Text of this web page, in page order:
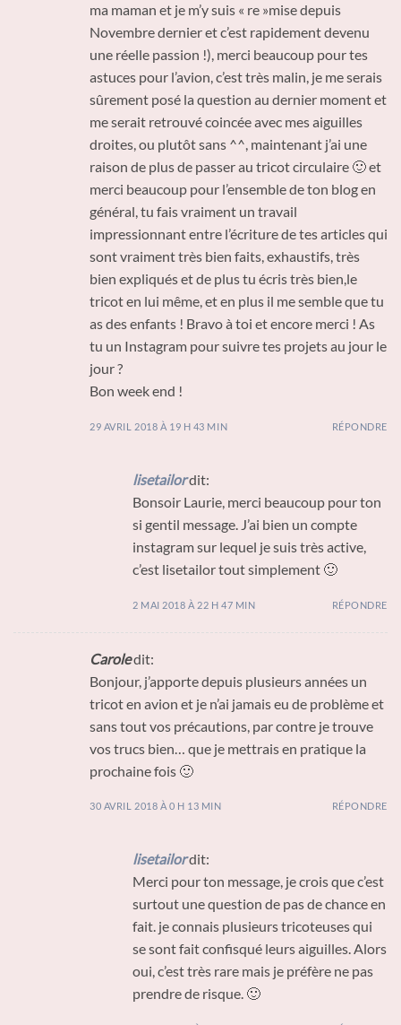
ma maman et je m’y suis « re »mise depuis
Novembre dernier et c’est rapidement devenu
une réelle passion !), merci beaucoup pour tes
astuces pour l’avion, c’est très malin, je me serais
sûrement posé la question au dernier moment et
me serait retrouvé coincée avec mes aiguilles
droites, ou plutôt sans ^^, maintenant j’ai une
raison de plus de passer au tricot circulaire 🙂 et
merci beaucoup pour l’ensemble de ton blog en
général, tu fais vraiment un travail
impressionnant entre l’écriture de tes articles qui
sont vraiment très bien faits, exhaustifs, très
bien expliqués et de plus tu écris très bien,le
tricot en lui même, et en plus il me semble que tu
as des enfants ! Bravo à toi et encore merci ! As
tu un Instagram pour suivre tes projets au jour le
jour ?
Bon week end !
29 AVRIL 2018 À 19 H 43 MIN RÉPONDRE
lisetailordit:
Bonsoir Laurie, merci beaucoup pour ton
si gentil message. J’ai bien un compte
instagram sur lequel je suis très active,
c’est lisetailor tout simplement 🙂
2 MAI 2018 À 22 H 47 MIN RÉPONDRE
Caroledit:
Bonjour, j’apporte depuis plusieurs années un
tricot en avion et je n’ai jamais eu de problème et
sans tout vos précautions, par contre je trouve
vos trucs bien… que je mettrais en pratique la
prochaine fois 🙂
30 AVRIL 2018 À 0 H 13 MIN RÉPONDRE
lisetailordit:
Merci pour ton message, je crois que c’est
surtout une question de pas de chance en
fait. je connais plusieurs tricoteuses qui
se sont fait confisqué leurs aiguilles. Alors
oui, c’est très rare mais je préfère ne pas
prendre de risque. 🙂